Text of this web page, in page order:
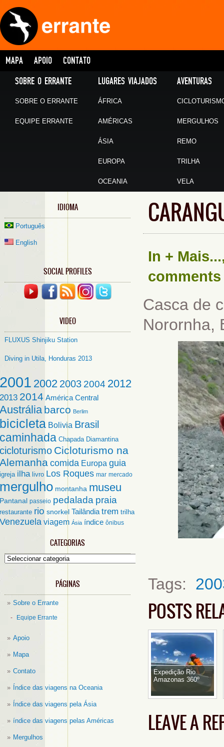
MAPA APOIO CONTATO
SOBRE O ERRANTE
SOBRE O ERRANTE
EQUIPE ERRANTE
LUGARES VIAJADOS
ÁFRICA
AMÉRICAS
ÁSIA
EUROPA
OCEANIA
AVENTURAS
MERGULHOS
REMO
TRILHA
VELA
IDIOMA
Português
English
SOCIAL PROFILES
VIDEO
FLUXUS Shinjiku Station
Diving in Utila, Honduras 2013
2001 2002 2003 2004 2012
2013 2014 América Central
Austrália barco Berlim
bicicleta Bolivia Brasil
caminhada Chapada Diamantina
cicloturismo Cicloturismo na
Alemanha comida Europa guia
igreja ilha livro Los Roques mar mercado
mergulho montanha museu
Pantanal passeio pedalada praia
restaurante rio snorkel Tailândia trem trilha
Venezuela viagem Ásia índice ônibus
CATEGORIAS
Categorias
PÁGINAS
Sobre o Errante
Equipe Errante
Apoio
Mapa
Contato
Índice das viagens na Oceania
Índice das viagens pela Ásia
índice das viagens pelas Américas
Mergulhos
In + Mais...
comments
Casca de
Norornha,
Tags:
POSTS
Expedição Rio
Amazonas 360º
LEAVE A